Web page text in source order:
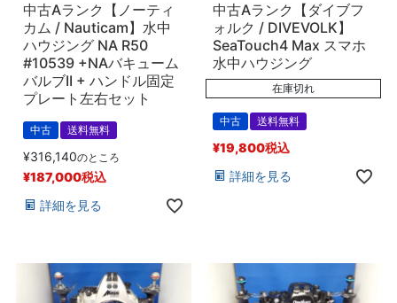
中古Aランク【ノーティ
カム / Nauticam】水中
ハウジング NA R50
#10539 +NAバキューム
バルブII + ハンドル固定
プレート左右セット
中古 送料無料
¥316,140のところ
¥187,000税込
詳細を見る
中古Aランク【ダイブフ
ォルク / DIVEVOLK】
SeaTouch4 Max スマホ
水中ハウジング
在庫切れ
中古 送料無料
¥19,800税込
詳細を見る